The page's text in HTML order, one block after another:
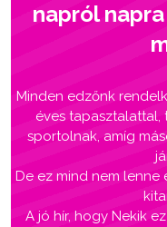
napról
Minden edzőnk
éves tapasztalattal,
sportolnak, amíg
De ez mind nem
A jó hír, hogy Nekik